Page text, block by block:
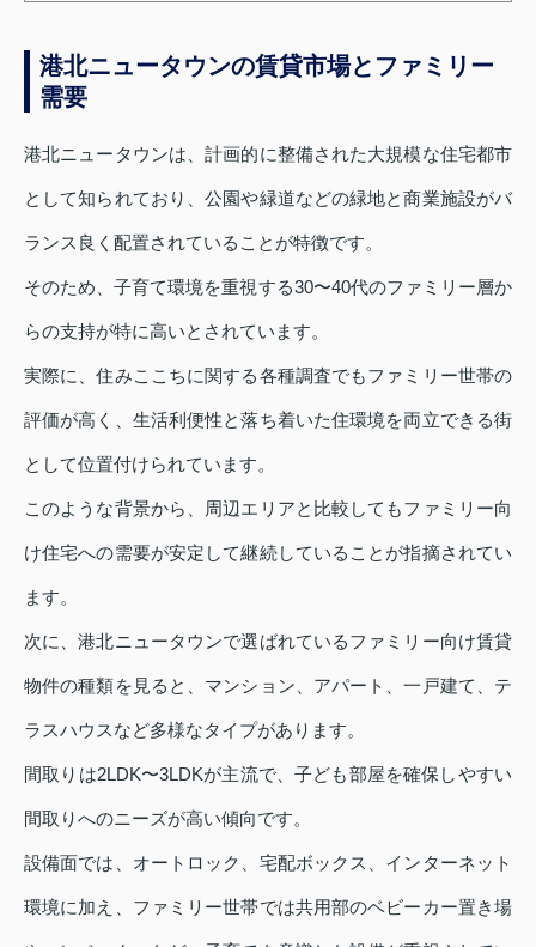
港北ニュータウンの賃貸市場とファミリー
需要
港北ニュータウンは、計画的に整備された大規模な住宅都市
として知られており、公園や緑道などの緑地と商業施設がバ
ランス良く配置されていることが特徴です。
そのため、子育て環境を重視する30〜40代のファミリー層か
らの支持が特に高いとされています。
実際に、住みここちに関する各種調査でもファミリー世帯の
評価が高く、生活利便性と落ち着いた住環境を両立できる街
として位置付けられています。
このような背景から、周辺エリアと比較してもファミリー向
け住宅への需要が安定して継続していることが指摘されてい
ます。
次に、港北ニュータウンで選ばれているファミリー向け賃貸
物件の種類を見ると、マンション、アパート、一戸建て、テ
ラスハウスなど多様なタイプがあります。
間取りは2LDK〜3LDKが主流で、子ども部屋を確保しやすい
間取りへのニーズが高い傾向です。
設備面では、オートロック、宅配ボックス、インターネット
環境に加え、ファミリー世帯では共用部のベビーカー置き場